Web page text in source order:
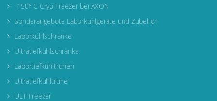
-150° C Cryo Freezer bei AXON
Sonderangebote Laborkühlgeräte und Zubehör
Laborkühlschränke
Ultratiefkühlschränke
Labortiefkühltruhen
Ultratiefkühltruhe
ULT-Freezer